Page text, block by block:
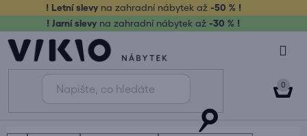
obsah
! Letní slevy na zahradní nábytek až-50 % !
! Jarní slevy na zahradní nábytek až -30 % !